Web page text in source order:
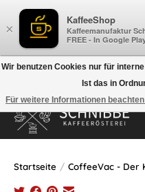
05524-999 33 79 >>>
Startseite / CoffeeVac - Der
Wir benutzen Cookies nur für
Ist das in
Für weitere Informationen
×
KaffeeShop
Kaffeemanufaktur
FREE - In Google